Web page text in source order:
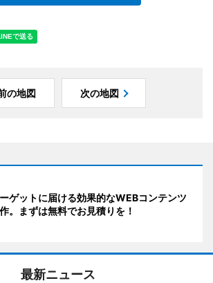
の地図 次の地図
ゲットに届ける効果的なWEBコンテンツ
。まずは無料でお見積りを！
最新ニュース